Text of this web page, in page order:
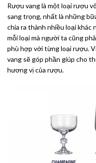
Rượu vang là một loại rượu
sang trọng, nhất là những
chia ra thành nhiều loại
mỗi loại mà người ta cũng
phù hợp với từng loại rượu.
vang sẽ góp phần giúp cho
hương vị của rượu.